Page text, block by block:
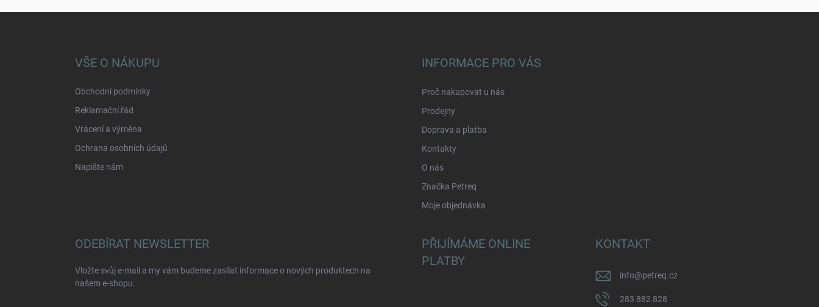
VŠE O NÁKUPU
Obchodní podmínky
Reklamační řád
Vrácení a výměna
Ochrana osobních údajů
Napište nám
INFORMACE PRO VÁS
Proč nakupovat u nás
Prodejny
Doprava a platba
Kontakty
O nás
Značka Petreq
Moje objednávka
ODEBÍRAT NEWSLETTER
Vložte svůj e-mail a my vám budeme zasílat informace o nových produktech na
našem e-shopu.
PŘIJÍMÁME ONLINE
PLATBY
KONTAKT
info@petreq.cz
283 882 828